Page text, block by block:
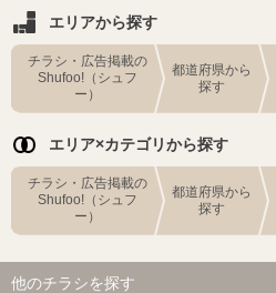
エリアから探す
チラシ・広告掲載の
Shufoo!（シュフ
ー）
都道府県から
探す
エリア×カテゴリから探す
チラシ・広告掲載の
Shufoo!（シュフ
ー）
都道府県から
探す
他のチラシを探す